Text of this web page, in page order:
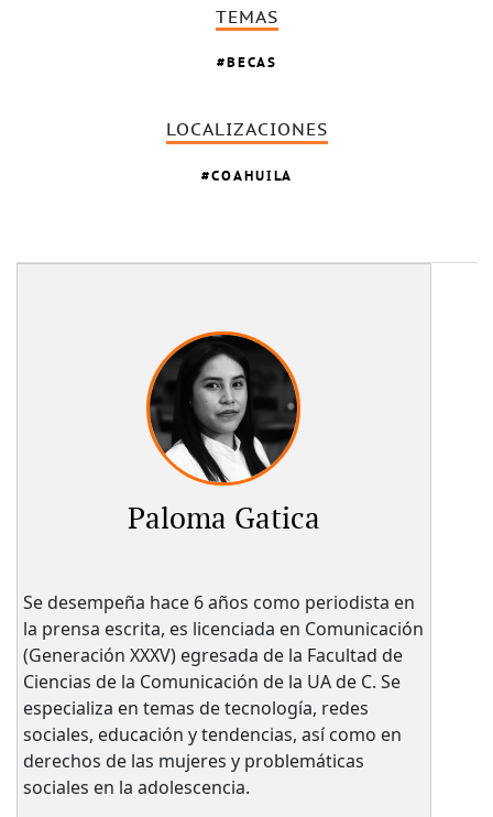
TEMAS
BECAS
LOCALIZACIONES
COAHUILA
Paloma Gatica
Se desempeña hace 6 años como periodista en
la prensa escrita, es licenciada en Comunicación
(Generación XXXV) egresada de la Facultad de
Ciencias de la Comunicación de la UA de C. Se
especializa en temas de tecnología, redes
sociales, educación y tendencias, así como en
derechos de las mujeres y problemáticas
sociales en la adolescencia.